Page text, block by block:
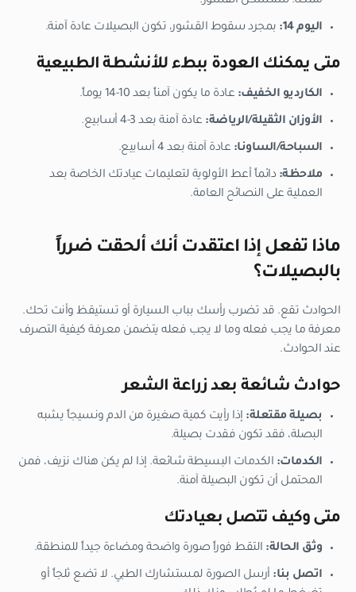
اليوم 14: بمجرد سقوط القشور، تكون البصيلات عادة آمنة.
متى يمكنك العودة ببطء للأنشطة الطبيعية
الكارديو الخفيف: عادة ما يكون آمناً بعد 10-14 يوماً.
الأوزان الثقيلة/الرياضة: عادة آمنة بعد 3-4 أسابيع.
السباحة/الساونا: عادة آمنة بعد 4 أسابيع.
ملاحظة: دائماً أعط الأولوية لتعليمات عيادتك الخاصة بعد
العملية على النصائح العامة.
ماذا تفعل إذا اعتقدت أنك ألحقت ضرراً
بالبصيلات؟
الحوادث تقع. قد تضرب رأسك بباب السيارة أو تستيقظ وأنت تحك.
معرفة ما يجب فعله وما لا يجب فعله يتضمن معرفة كيفية التصرف
عند الحوادث.
حوادث شائعة بعد زراعة الشعر
بصيلة مقتعلة: إذا رأيت كمية صغيرة من الدم ونسيجاً يشبه
البصلة، فقد تكون فقدت بصيلة.
الكدمات: الكدمات البسيطة شائعة. إذا لم يكن هناك نزيف، فمن
المحتمل أن تكون البصيلة آمنة.
متى وكيف تتصل بعيادتك
وثق الحالة: التقط فوراً صورة واضحة ومضاءة جيداً للمنطقة.
اتصل بنا: أرسل الصورة لمستشارك الطبي. لا تضع ثلجاً أو